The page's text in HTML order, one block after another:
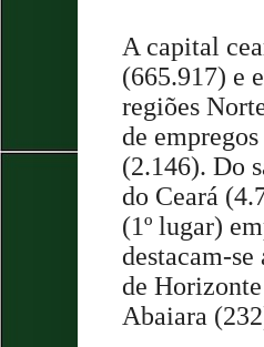
A capital
(665.917) e
regiões
de
(2.146). Do
do Ceará
(1º lugar)
destacam-
de
Abaiara